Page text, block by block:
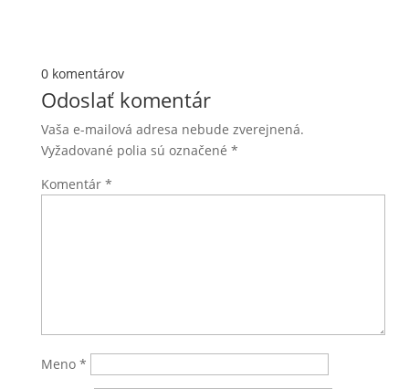
0 komentárov
Odoslať komentár
Vaša e-mailová adresa nebude zverejnená.
Vyžadované polia sú označené *
Komentár *
Meno *